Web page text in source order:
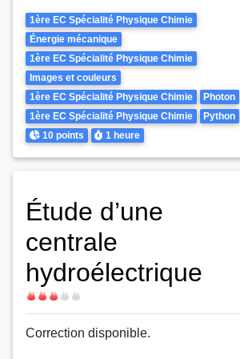
Theme
1ère EC Spécialité Physique Chimie
Énergie mécanique
1ère EC Spécialité Physique Chimie
Images et couleurs
1ère EC Spécialité Physique Chimie
Photon
1ère EC Spécialité Physique Chimie
Python
Points
10 points Durée
1 heure
Étude d’une
centrale
hydroélectrique
Difficulté
Correction disponible.